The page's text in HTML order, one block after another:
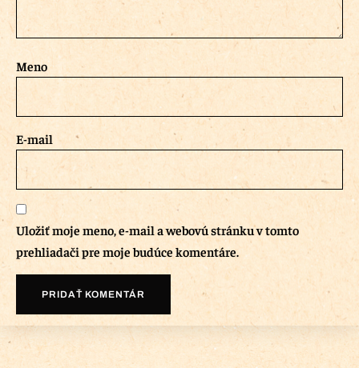
Meno
E-mail
Uložiť moje meno, e-mail a webovú stránku v tomto
prehliadači pre moje budúce komentáre.